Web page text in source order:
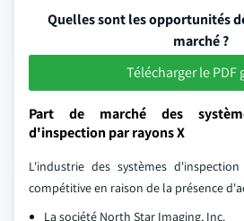
Quelles sont les opportunités
marché ?
Télécharger le PDF
Part de marché des
d'inspection par rayons X
L'industrie des systèmes
compétitive en raison de la présence
La société North Star Imaging, Inc.